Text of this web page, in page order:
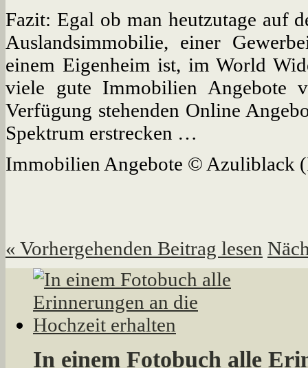
Fazit: Egal ob man heutzutage auf
Auslandsimmobilie, einer
einem Eigenheim ist, im World
viele gute Immobilien Angebote
Verfügung stehenden Online
Spektrum erstrecken …
Immobilien Angebote © Azuliblack
« Vorhergehenden Beitrag lesen
In einem Fotobuch alle